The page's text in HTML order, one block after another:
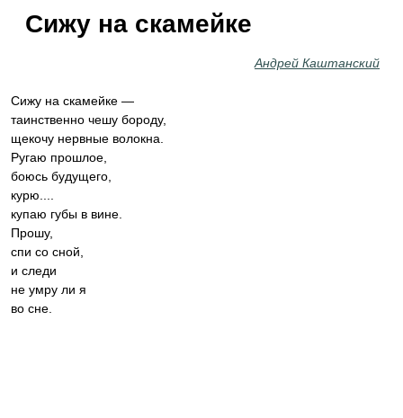
Сижу на скамейке
Андрей Каштанский
Сижу на скамейке —
таинственно чешу бороду,
щекочу нервные волокна.
Ругаю прошлое,
боюсь будущего,
курю....
купаю губы в вине.
Прошу,
спи со сной,
и следи
не умру ли я
во сне.